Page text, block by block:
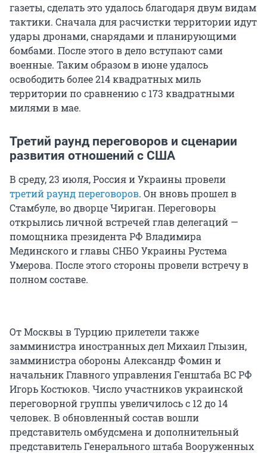
газеты, сделать это удалось благодаря двум видам
тактики. Сначала для расчистки территории идут
удары дронами, снарядами и планирующими
бомбами. После этого в дело вступают сами
военные. Таким образом в июне удалось
освободить более 214 квадратных миль
территории по сравнению с 173 квадратными
милями в мае.
Третий раунд переговоров и сценарии
развития отношений с США
В среду, 23 июля, Россия и Украины провели
третий раунд переговоров. Он вновь прошел в
Стамбуле, во дворце Чириган. Переговоры
открылись личной встречей глав делегаций —
помощника президента РФ Владимира
Мединского и главы СНБО Украины Рустема
Умерова. После этого стороны провели встречу в
полном составе.
От Москвы в Турцию прилетели также
замминистра иностранных дел Михаил Глызин,
замминистра обороны Александр Фомин и
начальник Главного управления Генштаба ВС РФ
Игорь Костюков. Число участников украинской
переговорной группы увеличилось с 12 до 14
человек. В обновленный состав вошли
представитель омбудсмена и дополнительный
представитель Генерального штаба Вооруженных